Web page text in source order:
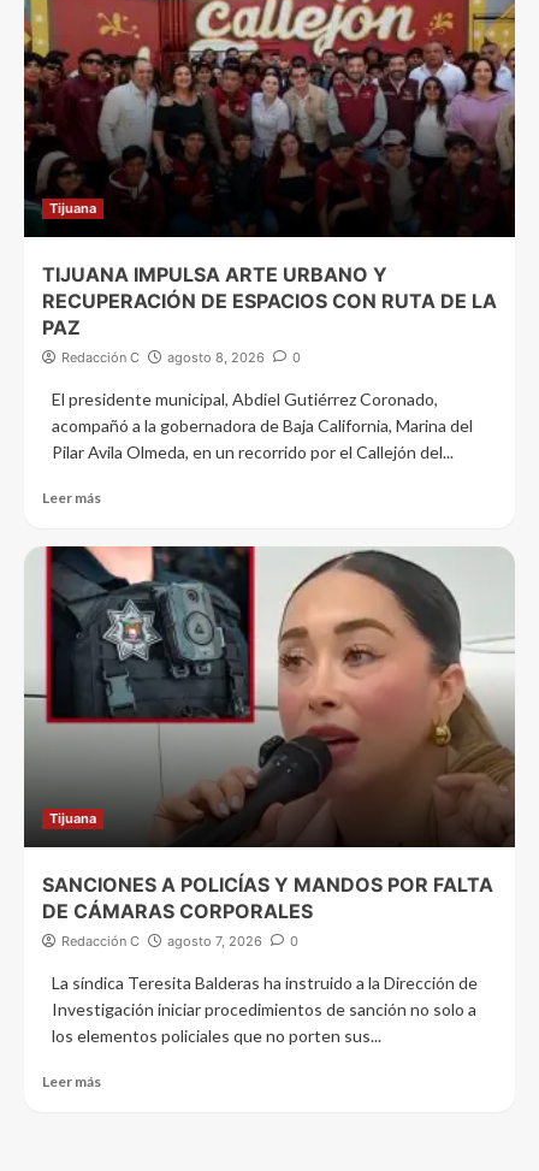
Tijuana
TIJUANA IMPULSA ARTE URBANO Y
RECUPERACIÓN DE ESPACIOS CON RUTA DE LA
PAZ
Redacción C agosto 8, 2026 0
El presidente municipal, Abdiel Gutiérrez Coronado,
acompañó a la gobernadora de Baja California, Marina del
Pilar Avila Olmeda, en un recorrido por el Callejón del...
Leer más
Tijuana
SANCIONES A POLICÍAS Y MANDOS POR FALTA
DE CÁMARAS CORPORALES
Redacción C agosto 7, 2026 0
La síndica Teresita Balderas ha instruido a la Dirección de
Investigación iniciar procedimientos de sanción no solo a
los elementos policiales que no porten sus...
Leer más